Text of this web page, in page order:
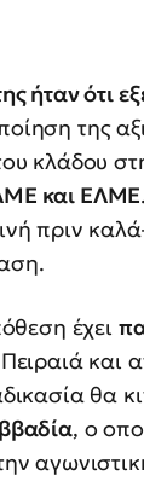
ήταν ότι
της
κλάδου
και ΕΛΜΕ
πριν
έχει
και
θα
, ο